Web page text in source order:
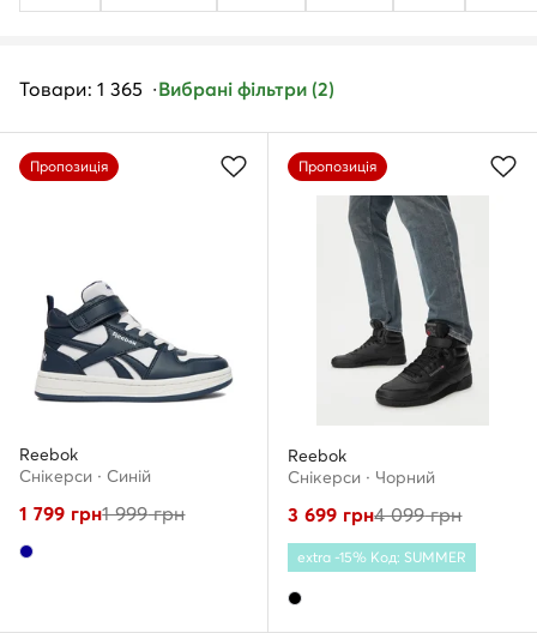
Товари: 1 365 Вибрані фільтри (2)
Пропозиція
Reebok
Снікерcи · Cиній
1 799 грн1 999грн
Пропозиція
Reebok
Снікерcи · Чорний
3 699 грн4 099грн
extra -15% Код: SUMMER